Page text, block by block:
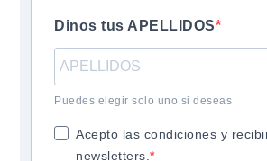
Dinos tus APELLIDOS
Puedes elegir solo uno si deseas
Acepto las condiciones y
newsletters.